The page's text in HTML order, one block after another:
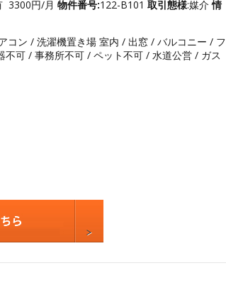
4
6
3300円/月 物件番号:122-B101 取引態様:媒介情
コン / 洗濯機置き場 室内 / 出窓 / バルコニー / フ
可 / 事務所不可 / ペット不可 / 水道公営 / ガス